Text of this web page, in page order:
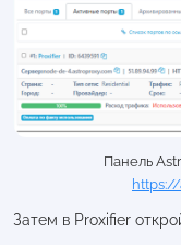
Панель
Затем в Proxifier